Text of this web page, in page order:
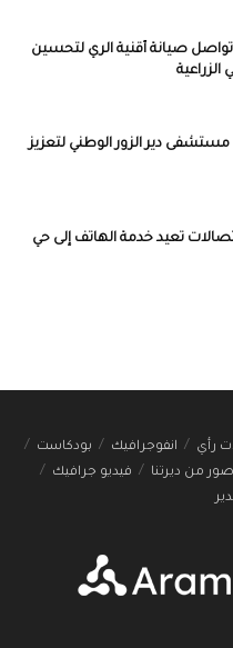
تواصل صيانة أقنية الري لتحسين
الزراعية
دير الزور الوطني لتعزيز
عاماً.. الاتصالات تعيد خدمة الهاتف إلى حي
رأي انفوجرافيك
بودكاست
صور من ديرتنا
فيديو جرافيك